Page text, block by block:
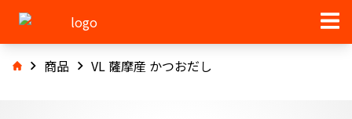
商品 VL 薩摩産 かつおだし